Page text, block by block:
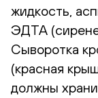
жидкость,
ЭДТА
Сыворотка
(красная
должны